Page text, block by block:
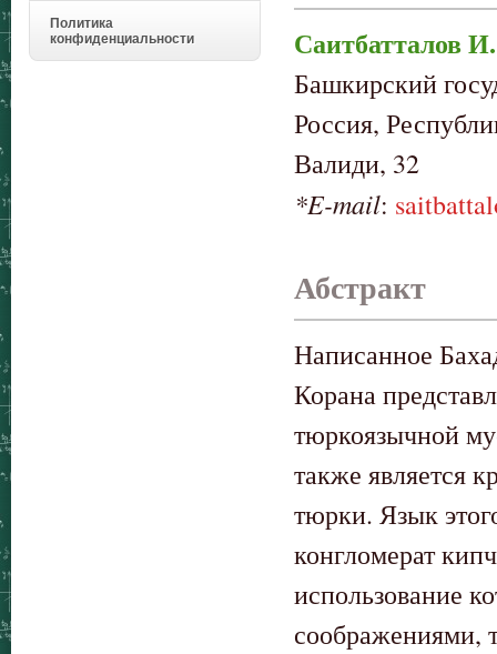
Политика
конфиденциальности
Саитбатталов
Башкирский
Россия,
Валиди, 32
*E-mail:
Абстракт
Написанное
Корана
тюркоязычной
также является
тюрки. Язык
конгломерат
использование
соображениями,